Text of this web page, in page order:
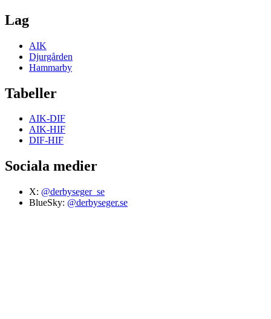
Lag
AIK
Djurgården
Hammarby
Tabeller
AIK-DIF
AIK-HIF
DIF-HIF
Sociala medier
X: @derbyseger_se
BlueSky: @derbyseger.se